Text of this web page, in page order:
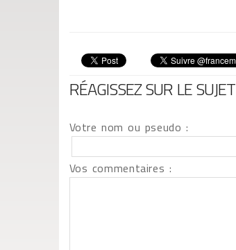
RÉAGISSEZ SUR LE SUJET
Votre nom ou pseudo :
Vos commentaires :